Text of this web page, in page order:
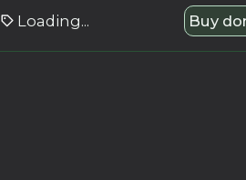
Loading... Buy